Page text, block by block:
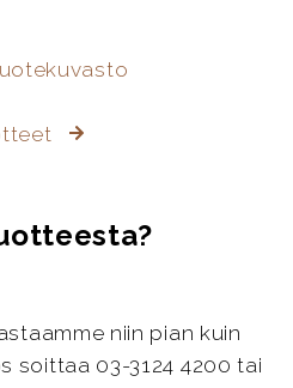
niin pian kuin
soittaa 03-3124 4200 tai